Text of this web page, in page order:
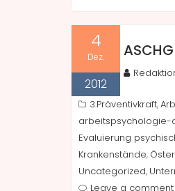
4
Dez.
2012
ASCHG
3.Präventivkraft,
arbeitspsychologie-
Evaluierung
Krankenstände,
Uncategorized,
Leave a comment